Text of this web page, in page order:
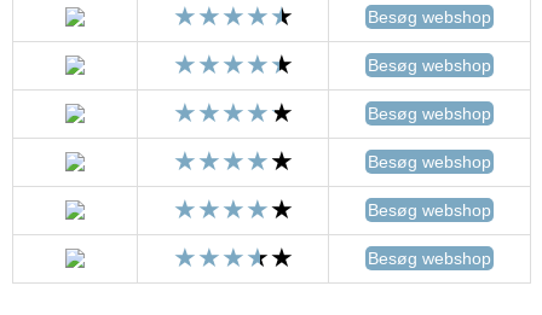
Besøg webshop
Besøg webshop
Besøg webshop
Besøg webshop
Besøg webshop
Besøg webshop